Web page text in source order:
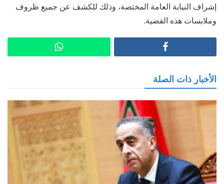
إشراف النيابة العامة المختصة، وذلك للكشف عن جميع ظروف
وملابسات هذه القضية.
الأخبار ذات الصلة